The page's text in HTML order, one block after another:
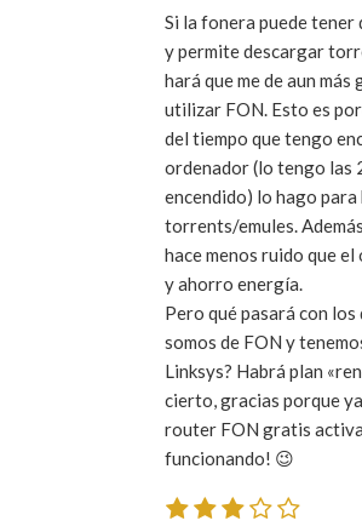
Si la fonera puede tener
y permite descargar
hará que me de aun más
utilizar FON. Esto es
del tiempo que tengo
ordenador (lo tengo las
encendido) lo hago para
torrents/emules.
hace menos ruido que
y ahorro energía.
Pero qué pasará con los
somos de FON y
Linksys? Habrá plan
cierto, gracias porque
router FON gratis
funcionando! 😉